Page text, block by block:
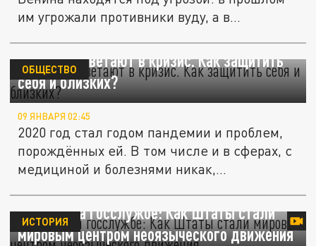
им угрожали противники вуду, а в...
Секты расцветают в кризис. Как защитить
себя и близких?
ОБЩЕСТВО
09 ЯНВАРЯ 02:45
2020 год стал годом пандемии и проблем,
порождённых ей. В том числе и в сферах, с
медициной и болезнями никак,...
Ведьмы на госслужбе: Как Штаты стали
мировым центром неоязыческого движения
ИСТОРИЯ